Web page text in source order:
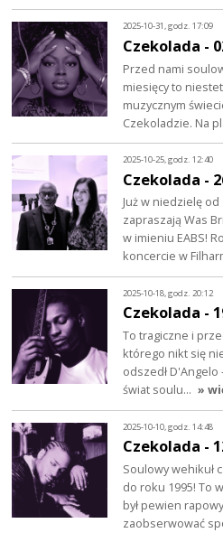
2025-10-31, godz. 17:09
Czekolada -
Przed nami
miesięcy to
muzycznym
Czekoladzie. Na
2025-10-25, godz. 12:40
Czekolada -
Już w niedzielę od
zapraszają Was
w imieniu EABS!
koncercie w
2025-10-18, godz. 20:12
Czekolada -
To tragiczne i
którego nikt się
odszedł D'Angelo
świat soulu… »
2025-10-10, godz. 14:48
Czekolada -
Soulowy wehikuł
do roku 1995! To
był pewien
zaobserwować